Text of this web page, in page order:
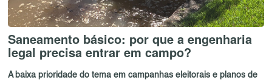
Saneamento básico: por que a engenharia
legal precisa entrar em campo?
A baixa prioridade do tema em campanhas eleitorais e planos de